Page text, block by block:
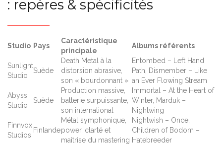
: repères & spécificités
Studio Pays
Caractéristique
principale
Albums référents
Sunlight
Studio
Suède
Death Metal à la
distorsion abrasive,
son « bourdonnant »
Entombed – Left Hand
Path, Dismember – Like
an Ever Flowing Stream
Abyss
Studio
Suède
Production massive,
batterie surpuissante,
son international
Immortal – At the Heart of
Winter, Marduk –
Nightwing
Finnvox
Studios
Finlande
Métal symphonique,
power, clarté et
maîtrise du mastering
Nightwish – Once,
Children of Bodom –
Hatebreeder